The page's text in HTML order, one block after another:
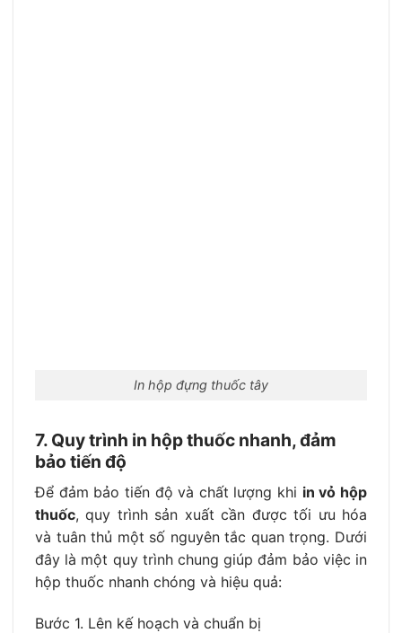
In hộp đựng thuốc tây
7. Quy trình in hộp thuốc nhanh, đảm
bảo tiến độ
Để đảm bảo tiến độ và chất lượng khi in vỏ hộp
thuốc, quy trình sản xuất cần được tối ưu hóa
và tuân thủ một số nguyên tắc quan trọng. Dưới
đây là một quy trình chung giúp đảm bảo việc in
hộp thuốc nhanh chóng và hiệu quả:
Bước 1. Lên kế hoạch và chuẩn bị